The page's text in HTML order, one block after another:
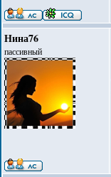
Нина76
пассивный